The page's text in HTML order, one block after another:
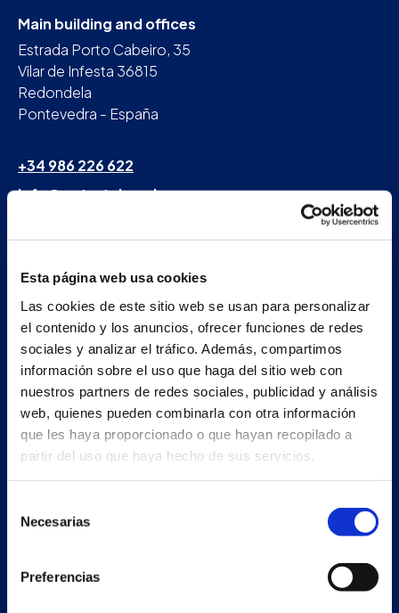
Esta página web usa cookies
Las cookies de este sitio web se usan para personalizar
el contenido y los anuncios, ofrecer funciones de redes
sociales y analizar el tráfico. Además, compartimos
información sobre el uso que haga del sitio web con
nuestros partners de redes sociales, publicidad y análisis
web, quienes pueden combinarla con otra información
que les haya proporcionado o que hayan recopilado a
partir del uso que haya hecho de sus servicios.
Necesarias
Preferencias
Main building and offices
Estrada Porto Cabeiro, 35
Vilar de Infesta 36815
Redondela
Pontevedra - España
+34 986 226 622
info@petertaboada.com